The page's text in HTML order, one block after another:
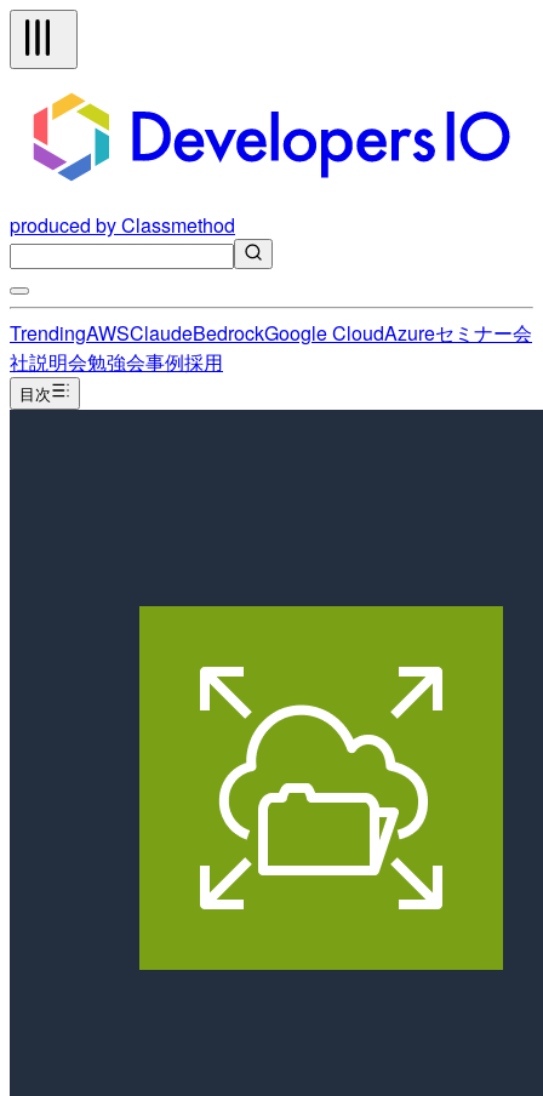
produced by Classmethod
TrendingAWSClaudeBedrockGoogle CloudAzureセミナー会
社説明会勉強会事例採用
目次